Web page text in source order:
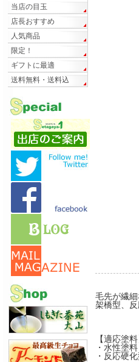
毛先が繊
架橋型、
【適応塗料
・水性塗料
・反応硬
当店の目玉
店長おすすめ
人気商品
限定！
ギフトに最適
送料無料・送料込